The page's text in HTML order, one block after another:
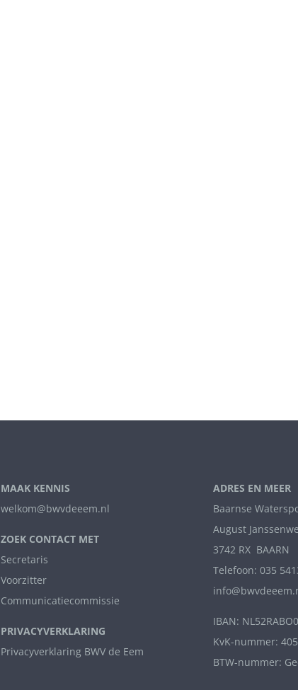
MAAK KENNIS
welkom@bwvdeeem.nl
ZOEK CONTACT MET
Secretaris
Voorzitter
Communicatiecommissie
PRIVACYVERKLARING
Privacyverklaring BWV de Eem
ADRES EN MEER
Baarnse
August
3742 RX BAARN
Telefoon: 035
IBAN:
KvK-nummer:
BTW-nummer: